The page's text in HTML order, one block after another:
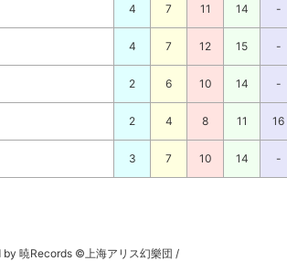
4 7 11 14 -
4 7 12 15 -
2 6 10 14 -
2 4 8 11 16
3 7 10 14 -
by 暁Records ©上海アリス幻樂団 /